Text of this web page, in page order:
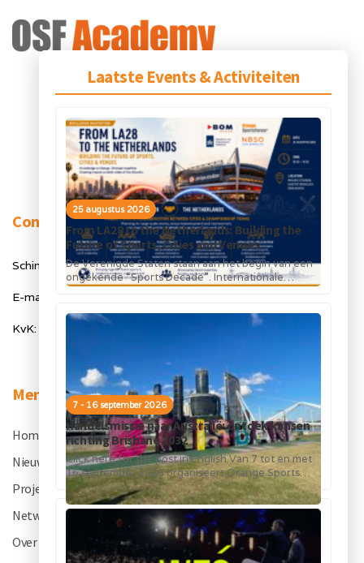
Laatste Events & Activiteiten
25 augustus 2026
From LA28 to the Netherlands: Building the
Future of Sports, Cities and Venues
De Verenigde Staten staan aan het begin van een
ongekende “Sports Decade”. Internationale
topsportevenementen en grote investeringen in
7 - 16 september 2026
Handelsmissie naar Australië: ontdek kansen
richting Brisbane 2032
Click here for the post in English Van 7 tot en met
16 september 2026 organiseert Orange Sports
Forum in...
Contact
Schimmelt 40, 5611 ZX Eindhoven
E-mail: info@orangesportsforum.com
KvK: 50334905
Menu
Home
Nieuws
Projecten
Netwerk
Over OSF